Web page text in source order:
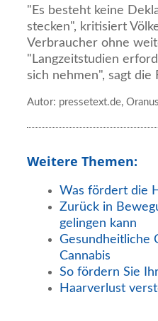
"Es besteht keine
stecken", kritisiert
Verbraucher ohne
"Langzeitstudien
sich nehmen", sagt die
Autor: pressetext.de,
Weitere Themen:
Was fördert die
Zurück in
gelingen kann
Gesundheitliche
Cannabis
So fördern Sie
Haarverlust